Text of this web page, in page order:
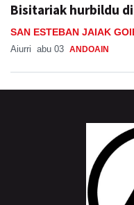
Bisitariak hurbildu
SAN ESTEBAN JAIAK
Aiurri abu 03 ANDOAIN